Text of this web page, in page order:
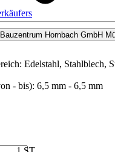
Hornbach GmbH
: Edelstahl, Stahlblech,
- bis): 6,5 mm - 6,5 mm